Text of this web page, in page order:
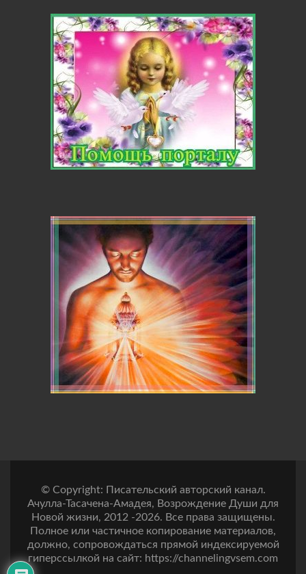
© Copyright: Писательский авторский канал.
Ачулла-Тасачена-Амадея, Возрождение Души для
Новой жизни, 2012 -2026. Все права защищены.
Полное или частичное копирование материалов,
должно, сопровождаться прямой индексируемой
гиперссылкой на сайт: https://channelingvsem.com